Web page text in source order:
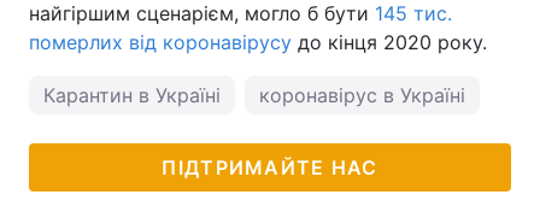
найгіршим сценарієм, могло б бути 145 тис.
померлих від коронавірусу до кінця 2020 року.
Карантин в Україні коронавірус в Україні
ПІДТРИМАЙТЕ НАС